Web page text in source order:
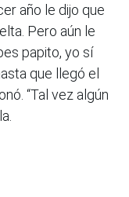
año le dijo que
Pero aún le
papito, yo sí
que llegó el
“Tal vez algún